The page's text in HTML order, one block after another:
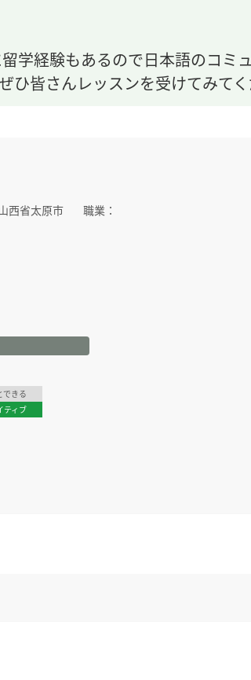
学経験もあるので日本語のコミ
皆さんレッスンを受けてみてく
西省太原市
職業：
できる
ティブ